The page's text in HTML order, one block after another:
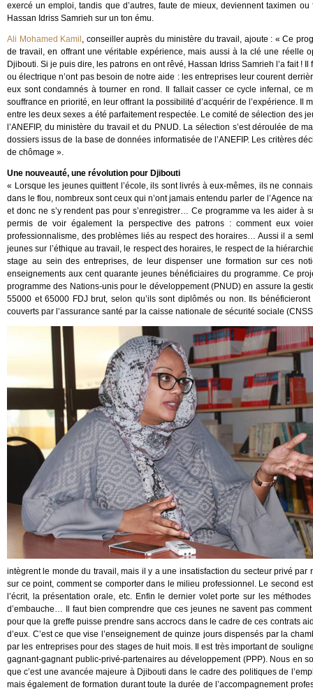
exercé un emploi, tandis que d’autres, faute de mieux, deviennent taximen
Hassan Idriss Samrieh sur un ton ému.
Ali Mohamed Kamil , conseiller auprès du ministère du travail, ajoute : « Ce
de travail, en offrant une véritable expérience, mais aussi à la clé une réelle
Djibouti. Si je puis dire, les patrons en ont rêvé, Hassan Idriss Samrieh l’a fait
ou électrique n’ont pas besoin de notre aide : les entreprises leur courent
eux sont condamnés à tourner en rond. Il fallait casser ce cycle infernal, ce
souffrance en priorité, en leur offrant la possibilité d’acquérir de l’expérience.
entre les deux sexes a été parfaitement respectée. Le comité de sélection des
l’ANEFIP, du ministère du travail et du PNUD. La sélection s’est déroulée de
dossiers issus de la base de données informatisée de l’ANEFIP. Les critères
de chômage ».
Une nouveauté, une révolution pour Djibouti
« Lorsque les jeunes quittent l’école, ils sont livrés à eux-mêmes, ils ne
dans le flou, nombreux sont ceux qui n’ont jamais entendu parler de l’Agence
et donc ne s’y rendent pas pour s’enregistrer… Ce programme va les aider à
permis de voir également la perspective des patrons : comment eux
professionnalisme, des problèmes liés au respect des horaires… Aussi il a
jeunes sur l’éthique au travail, le respect des horaires, le respect de la
stage au sein des entreprises, de leur dispenser une formation sur ces
enseignements aux cent quarante jeunes bénéficiaires du programme. Ce
programme des Nations-unis pour le développement (PNUD) en assure la
55000 et 65000 FDJ brut, selon qu’ils sont diplômés ou non. Ils
couverts par l’assurance santé par la caisse nationale de sécurité sociale
intègrent le monde du travail, mais il y a une insatisfaction du secteur privé
sur ce point, comment se comporter dans le milieu professionnel. Le second
l’écrit, la présentation orale, etc. Enfin le dernier volet porte sur les
d’embauche… Il faut bien comprendre que ces jeunes ne savent pas
pour que la greffe puisse prendre sans accrocs dans le cadre de ces contrats
d’eux. C’est ce que vise l’enseignement de quinze jours dispensés par la
par les entreprises pour des stages de huit mois. Il est très important de
gagnant-gagnant public-privé-partenaires au développement (PPP). Nous en
que c’est une avancée majeure à Djibouti dans le cadre des politiques de
mais également de formation durant toute la durée de l’accompagnement